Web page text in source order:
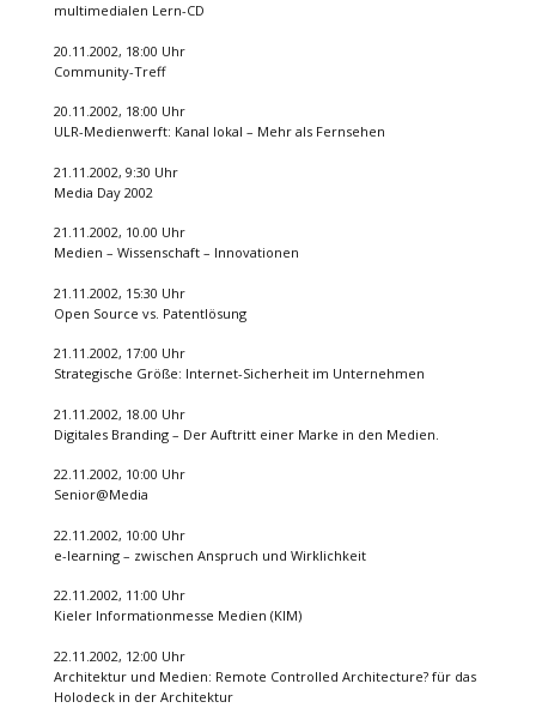
multimedialen Lern-CD
20.11.2002, 18:00 Uhr
Community-Treff
20.11.2002, 18:00 Uhr
ULR-Medienwerft: Kanal lokal – Mehr als Fernsehen
21.11.2002, 9:30 Uhr
Media Day 2002
21.11.2002, 10.00 Uhr
Medien – Wissenschaft – Innovationen
21.11.2002, 15:30 Uhr
Open Source vs. Patentlösung
21.11.2002, 17:00 Uhr
Strategische Größe: Internet-Sicherheit im Unternehmen
21.11.2002, 18.00 Uhr
Digitales Branding – Der Auftritt einer Marke in den Medien.
22.11.2002, 10:00 Uhr
Senior@Media
22.11.2002, 10:00 Uhr
e-learning – zwischen Anspruch und Wirklichkeit
22.11.2002, 11:00 Uhr
Kieler Informationmesse Medien (KIM)
22.11.2002, 12:00 Uhr
Architektur und Medien: Remote Controlled Architecture? für das
Holodeck in der Architektur